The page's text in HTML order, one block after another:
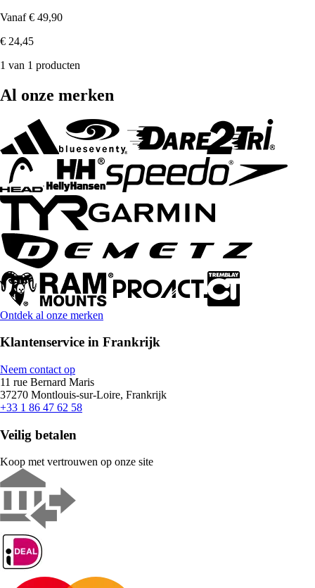
Vanaf € 49,90
€ 24,45
1 van 1 producten
Al onze merken
Ontdek al onze merken
Klantenservice in Frankrijk
Neem contact op
11 rue Bernard Maris
37270 Montlouis-sur-Loire, Frankrijk
+33 1 86 47 62 58
Veilig betalen
Koop met vertrouwen op onze site